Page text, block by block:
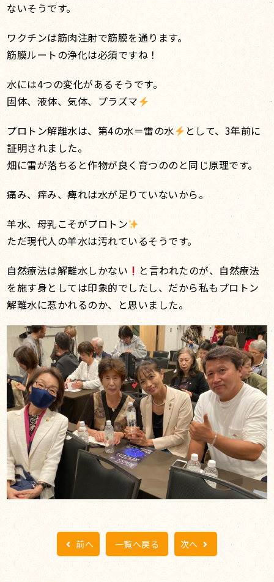
ないそうです。
ワクチンは筋肉注射で筋膜を通ります。
筋膜ルートの浄化は必須ですね！
水には4つの変化があるそうです。
固体、液体、気体、プラズマ
プロトン解離水は、第4の水＝雷の水
として、3年前に
証明されました。
畑に雷が落ちると作物が良く育つののと同じ原理です。
痛み、痒み、痺れは水が足りていないから。
羊水、母乳こそがプロトン
ただ現代人の羊水は汚れているそうです。
自然療法は解離水しかない
と言われたのが、自然療法
を施す身としては印象的でしたし、だから私もプロトン
解離水に惹かれるのか、と思いました。
前へ 一覧へ戻る 次へ